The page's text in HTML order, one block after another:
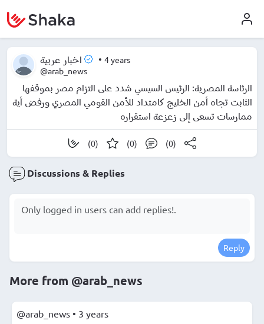
اخبار عربية • 4 years
@arab_news
الرئاسة المصرية: الرئيس السيسي شدد على التزام مصر بموقفها
الثابت تجاه أمن الخليج كامتداد للأمن القومي المصري ورفض أية
ممارسات تسعى إلى زعزعة استقراره
(0) (0) (0)
Discussions & Replies
Reply
More from @arab_news
@arab_news • 3 years